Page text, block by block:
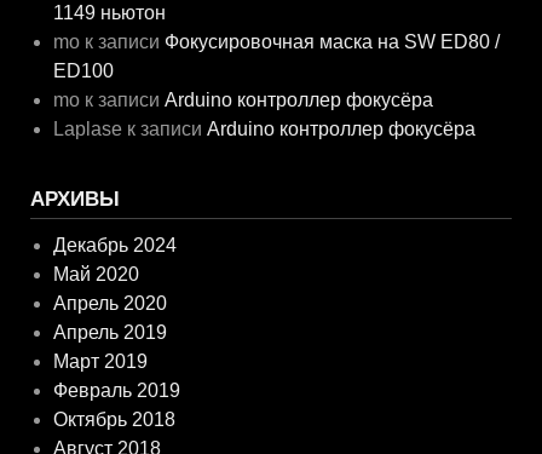
1149 ньютон
mo к записи Фокусировочная маска на SW ED80 /
ED100
mo к записиArduino контроллер фокусёра
Laplase к записиArduino контроллер фокусёра
АРХИВЫ
Декабрь 2024
Май 2020
Апрель 2020
Апрель 2019
Март 2019
Февраль 2019
Октябрь 2018
Август 2018